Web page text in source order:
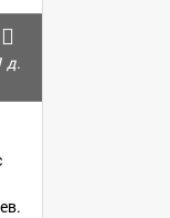
д.